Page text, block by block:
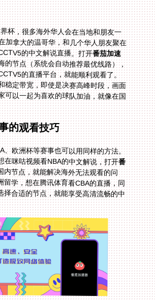
杯，很多海外华人会在当地和朋友一
加拿大的温哥华，和几个华人朋友聚在
的中文解说直播。打开番茄加速
的节点（系统会自动推荐最优线路），
CCTV5的直播平台，就能顺利观看了。
和稳定带宽，即使是决赛高峰时段，画面
家可以一起为喜欢的球队加油，就像在国
的观看技巧
、欧洲杯等赛事也可以用同样的方法。
在咪咕视频看NBA的中文解说，打开番
内节点，就能解决海外无法观看的问
在欧洲留学，想在腾讯体育看CBA的直播，同
要选择合适的节点，就能享受高清流畅的中